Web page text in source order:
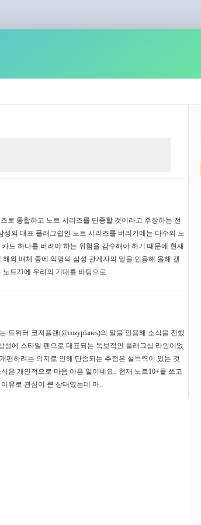
로 통합하고 노트 시리즈를 단종할 것이라고 주장하는 전
의 대표 플래그쉽인 노트 시리즈를 버리기에는 다수의 노
드 하나를 버려야 하는 위험을 감수해야 하기 때문에 현재
외 매체 중에 익명의 삼성 관계자의 말을 인용해 올해 갤
트21에 우리의 기대를 바탕으로 ..
트위터 코지플랜(@cozyplanes)의 말을 인용해 소식을 전했
에 스타일 펜으로 대표되는 독보적인 플래그십 라인이었
편하려는 의지로 인해 단종되는 추정은 설득력이 있는 것
은 개인적으로 마음 아픈 일이네요.. 현재 노트10+를 쓰고
유로 관심이 큰 상태였는데 마..